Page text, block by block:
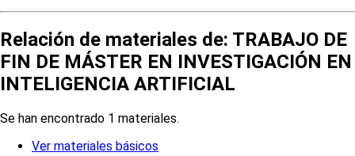
Relación de materiales de: TRABAJO DE
FIN DE MÁSTER EN INVESTIGACIÓN EN
INTELIGENCIA ARTIFICIAL
Se han encontrado 1 materiales.
Ver materiales básicos